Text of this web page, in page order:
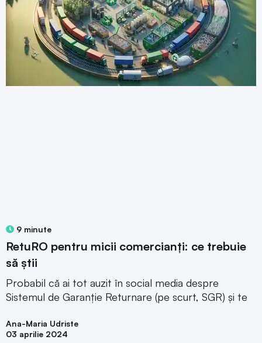
9 minute
RetuRO pentru micii comercianți: ce trebuie
să știi
Probabil că ai tot auzit în social media despre
Sistemul de Garanție Returnare (pe scurt, SGR) și te
Ana-Maria Udriste
03 aprilie 2024